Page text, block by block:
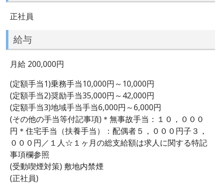
正社員
給与
月給 200,000円
(定額手当1)乗務手当10,000円～10,000円
(定額手当2)奨励手当35,000円～42,000円
(定額手当3)地域手当手当6,000円～6,000円
(その他の手当等付記事項)＊無事故手当：１０，０００
円＊住宅手当（扶養手当）：配偶者５，０００円子３，
０００円／１人☆１ヶ月の総支給額は求人に関する特記
事項欄参照
(受動喫煙対策) 敷地内禁煙
(正社員)